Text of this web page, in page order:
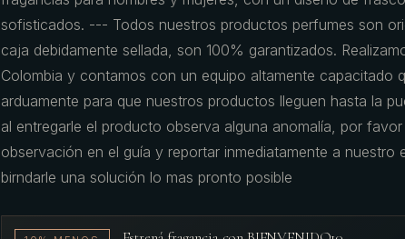
sofisticados. --- Todos nuestros productos perfumes son
caja debidamente sellada, son 100% garantizados.
Colombia y contamos con un equipo altamente capacitado
arduamente para que nuestros productos lleguen hasta la
al entregarle el producto observa alguna anomalía, por
observación en el guía y reportar inmediatamente a nuestro
birndarle una solución lo mas pronto posible